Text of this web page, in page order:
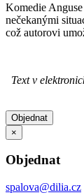
Komedie
nečekanými
což autorovi
Text v
Objednat
×
Objednat
spalova@dilia.cz